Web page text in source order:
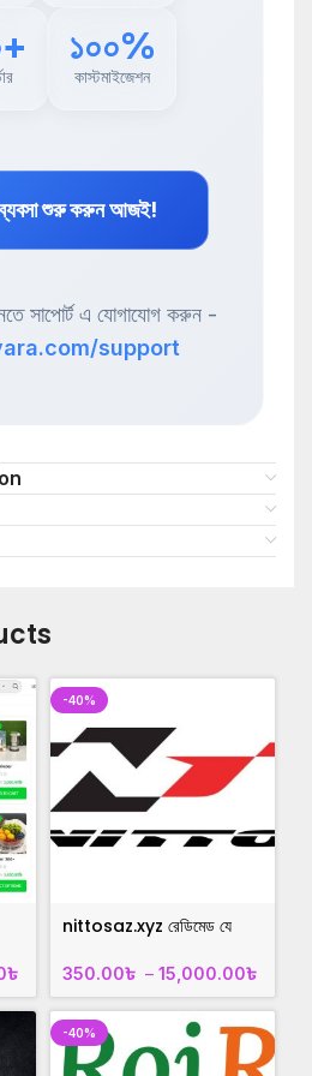
১০০%
কাস্টমাইজেশন
শুরু করুন আজই!
সাপোর্ট এ যোগাযোগ করুন -
support
৳
-40%
nittosaz.xyz রেডিমেড যে
350.00৳ – 15,000.00৳
-40%